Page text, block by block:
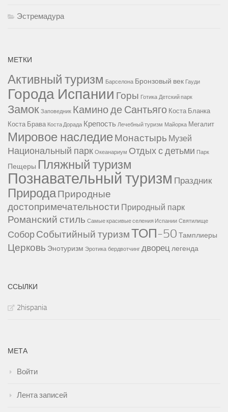
Эстремадура
МЕТКИ
Активный туризм Барселона Бронзовый век Гауди
Города Испании Горы Готика Детский парк
Замок Заповедник Камино де Сантьяго Коста Бланка
Коста Брава Коста Дорада Крепость Лечебный туризм Майорка Мегалит
Мировое наследиеМонастырь Музей
Национальный парк Океанариум Отдых с детьми Парк
Пещеры Пляжный туризм
Познавательный туризм Праздник
ПриродаПриродные
достопримечательности Природный парк
Романский стиль Самые красивые селения Испании Святилище
СоборСобытийный туризмТОП-50 Тамплиеры
Церковь Энотуризм Эротика бердвотчинг дворецлегенда
ССЫЛКИ
2hispania
МЕТА
Войти
Лента записей